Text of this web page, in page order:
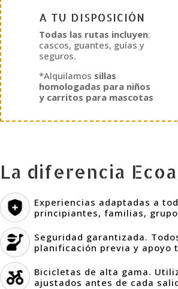
A TU DISPOSICIÓN
Todas las rutas incluyen:
cascos, guantes, guías y
seguros.
*Alquilamos sillas
homologadas para niños
y carritos para mascotas
La diferencia
Experiencias adaptadas a
principiantes, familias,
Seguridad garantizada.
planificación previa y apoyo
Bicicletas de alta gama.
ajustados antes de cada